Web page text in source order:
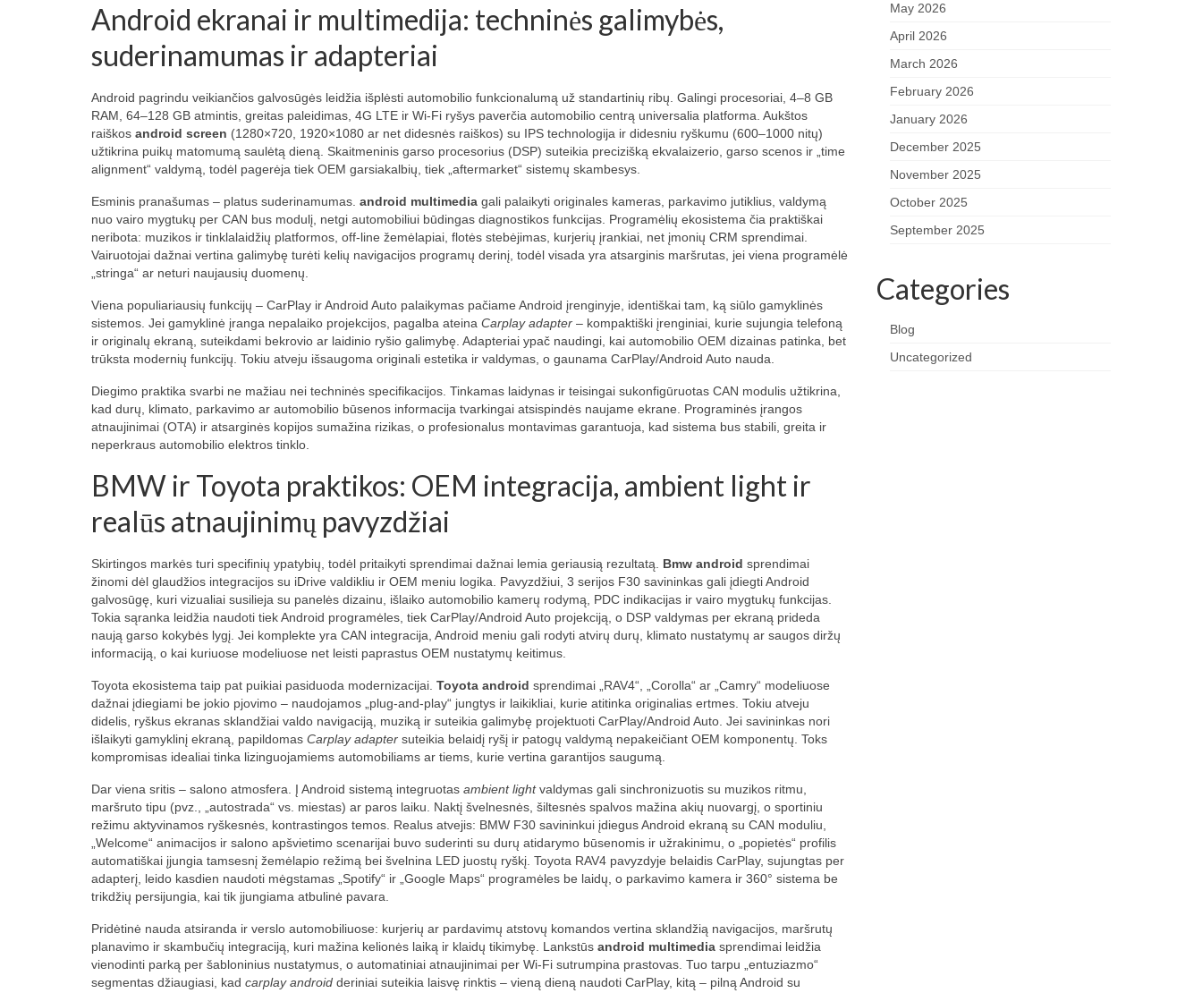
Android ekranai ir multimedija: techninės galimybės,
suderinamumas ir adapteriai
Android pagrindu veikiančios galvosūgės leidžia išplėsti automobilio funkcionalumą už standartinių ribų. Galingi procesoriai, 4–8 GB
RAM, 64–128 GB atmintis, greitas paleidimas, 4G LTE ir Wi‑Fi ryšys paverčia automobilio centrą universalia platforma. Aukštos
raiškos android screen (1280×720, 1920×1080 ar net didesnės raiškos) su IPS technologija ir didesniu ryškumu (600–1000 nitų)
užtikrina puikų matomumą saulėtą dieną. Skaitmeninis garso procesorius (DSP) suteikia precizišką ekvalaizerio, garso scenos ir „time
alignment“ valdymą, todėl pagerėja tiek OEM garsiakalbių, tiek „aftermarket“ sistemų skambesys.
Esminis pranašumas – platus suderinamumas. android multimedia gali palaikyti originales kameras, parkavimo jutiklius, valdymą
nuo vairo mygtukų per CAN bus modulį, netgi automobiliui būdingas diagnostikos funkcijas. Programėlių ekosistema čia praktiškai
neribota: muzikos ir tinklalaidžių platformos, off-line žemėlapiai, flotės stebėjimas, kurjerių įrankiai, net įmonių CRM sprendimai.
Vairuotojai dažnai vertina galimybę turėti kelių navigacijos programų derinį, todėl visada yra atsarginis maršrutas, jei viena programėlė
„stringa“ ar neturi naujausių duomenų.
Viena populiariausių funkcijų – CarPlay ir Android Auto palaikymas pačiame Android įrenginyje, identiškai tam, ką siūlo gamyklinės
sistemos. Jei gamyklinė įranga nepalaiko projekcijos, pagalba ateina Carplay adapter – kompaktiški įrenginiai, kurie sujungia telefoną
ir originalų ekraną, suteikdami bekrovio ar laidinio ryšio galimybę. Adapteriai ypač naudingi, kai automobilio OEM dizainas patinka, bet
trūksta modernių funkcijų. Tokiu atveju išsaugoma originali estetika ir valdymas, o gaunama CarPlay/Android Auto nauda.
Diegimo praktika svarbi ne mažiau nei techninės specifikacijos. Tinkamas laidynas ir teisingai sukonfigūruotas CAN modulis užtikrina,
kad durų, klimato, parkavimo ar automobilio būsenos informacija tvarkingai atsispindės naujame ekrane. Programinės įrangos
atnaujinimai (OTA) ir atsarginės kopijos sumažina rizikas, o profesionalus montavimas garantuoja, kad sistema bus stabili, greita ir
neperkraus automobilio elektros tinklo.
BMW ir Toyota praktikos: OEM integracija, ambient light ir
realūs atnaujinimų pavyzdžiai
Skirtingos markės turi specifinių ypatybių, todėl pritaikyti sprendimai dažnai lemia geriausią rezultatą. Bmw android sprendimai
žinomi dėl glaudžios integracijos su iDrive valdikliu ir OEM meniu logika. Pavyzdžiui, 3 serijos F30 savininkas gali įdiegti Android
galvosūgę, kuri vizualiai susilieja su panelės dizainu, išlaiko automobilio kamerų rodymą, PDC indikacijas ir vairo mygtukų funkcijas.
Tokia sąranka leidžia naudoti tiek Android programėles, tiek CarPlay/Android Auto projekciją, o DSP valdymas per ekraną prideda
naują garso kokybės lygį. Jei komplekte yra CAN integracija, Android meniu gali rodyti atvirų durų, klimato nustatymų ar saugos diržų
informaciją, o kai kuriuose modeliuose net leisti paprastus OEM nustatymų keitimus.
Toyota ekosistema taip pat puikiai pasiduoda modernizacijai. Toyota android sprendimai „RAV4“, „Corolla“ ar „Camry“ modeliuose
dažnai įdiegiami be jokio pjovimo – naudojamos „plug-and-play“ jungtys ir laikikliai, kurie atitinka originalias ertmes. Tokiu atveju
didelis, ryškus ekranas sklandžiai valdo navigaciją, muziką ir suteikia galimybę projektuoti CarPlay/Android Auto. Jei savininkas nori
išlaikyti gamyklinį ekraną, papildomas Carplay adapter suteikia belaidį ryšį ir patogų valdymą nepakeičiant OEM komponentų. Toks
kompromisas idealiai tinka lizinguojamiems automobiliams ar tiems, kurie vertina garantijos saugumą.
Dar viena sritis – salono atmosfera. Į Android sistemą integruotas ambient lightvaldymas gali sinchronizuotis su muzikos ritmu,
maršruto tipu (pvz., „autostrada“ vs. miestas) ar paros laiku. Naktį švelnesnės, šiltesnės spalvos mažina akių nuovargį, o sportiniu
režimu aktyvinamos ryškesnės, kontrastingos temos. Realus atvejis: BMW F30 savininkui įdiegus Android ekraną su CAN moduliu,
„Welcome“ animacijos ir salono apšvietimo scenarijai buvo suderinti su durų atidarymo būsenomis ir užrakinimu, o „popietės“ profilis
automatiškai įjungia tamsesnį žemėlapio režimą bei švelnina LED juostų ryškį. Toyota RAV4 pavyzdyje belaidis CarPlay, sujungtas per
adapterį, leido kasdien naudoti mėgstamas „Spotify“ ir „Google Maps“ programėles be laidų, o parkavimo kamera ir 360° sistema be
trikdžių persijungia, kai tik įjungiama atbulinė pavara.
Pridėtinė nauda atsiranda ir verslo automobiliuose: kurjerių ar pardavimų atstovų komandos vertina sklandžią navigacijos, maršrutų
planavimo ir skambučių integraciją, kuri mažina kelionės laiką ir klaidų tikimybę. Lankstūs android multimedia sprendimai leidžia
vienodinti parką per šabloninius nustatymus, o automatiniai atnaujinimai per Wi‑Fi sutrumpina prastovas. Tuo tarpu „entuziazmo“
segmentas džiaugiasi, kad carplay android deriniai suteikia laisvę rinktis – vieną dieną naudoti CarPlay, kitą – pilną Android su
May 2026
April 2026
March 2026
February 2026
January 2026
December 2025
November 2025
October 2025
September 2025
Categories
Blog
Uncategorized